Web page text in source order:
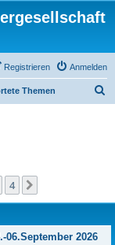
Anmelden
Registrieren
Themen
4
06.September 2026